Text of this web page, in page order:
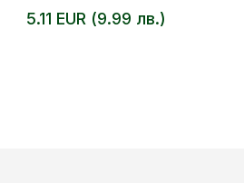
5.11 EUR (9.99 лв.)